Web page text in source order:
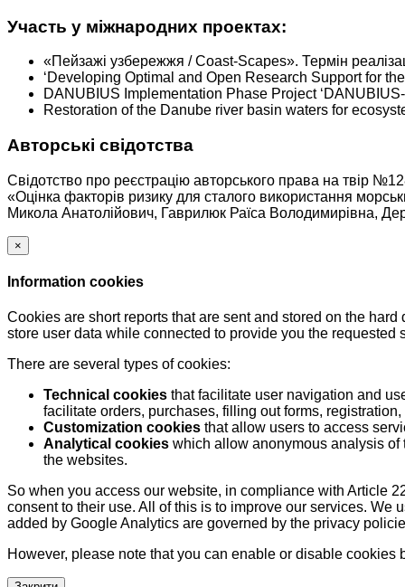
Участь у міжнародних проектах:
«Пейзажі узбережжя / Coast-Scapes». Термін
‘Developing Optimal and Open Research Support for
DANUBIUS Implementation Phase Project
Restoration of the Danube river basin waters for
Авторські свідотства
Свідотство про реєстрацію авторського права на твір
«Оцінка факторів ризику для сталого використання
Микола Анатолійович, Гаврилюк Раїса Володимирівна,
×
Information cookies
Cookies are short reports that are sent and stored on the
store user data while connected to provide you the
There are several types of cookies:
Technical cookies that facilitate user navigation and
facilitate orders, purchases, filling out forms,
Customization cookies that allow users to access
Analytical cookies which allow anonymous analysis
the websites.
So when you access our website, in compliance with Article
consent to their use. All of this is to improve our services.
added by Google Analytics are governed by the privacy
However, please note that you can enable or disable cookies